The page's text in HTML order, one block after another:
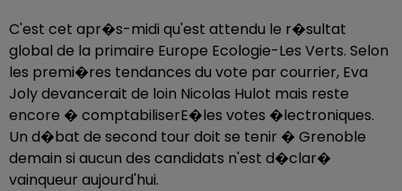
C'est cet apr�s-midi qu'est attendu le r�sultat
global de la primaire Europe Ecologie-Les Verts. Selon
les premi�res tendances du vote par courrier, Eva
Joly devancerait de loin Nicolas Hulot mais reste
encore � comptabiliserE�les votes �lectroniques.
Un d�bat de second tour doit se tenir � Grenoble
demain si aucun des candidats n'est d�clar�
vainqueur aujourd'hui.